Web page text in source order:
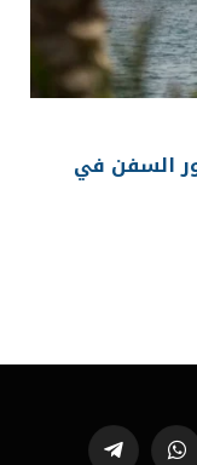
السفن في